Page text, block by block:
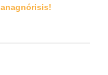
anagnórisis!